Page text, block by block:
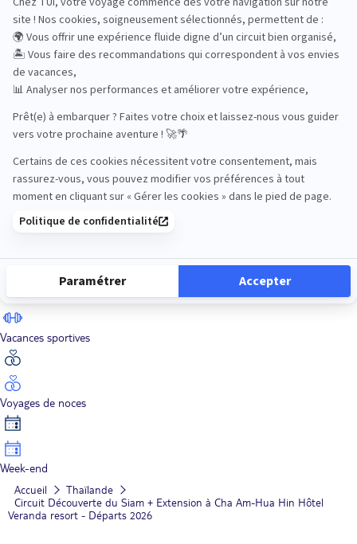
Road Trips
Safari
Sénior
Vacances sportives
Voyages de noces
Week-end
Accueil
Thaïlande
Circuit Découverte du Siam + Extension à Cha Am-Hua Hin Hôtel
Veranda resort - Départs 2026